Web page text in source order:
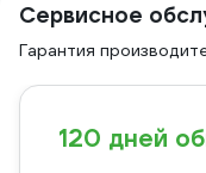
Сервисное
Гарантия
120 дней